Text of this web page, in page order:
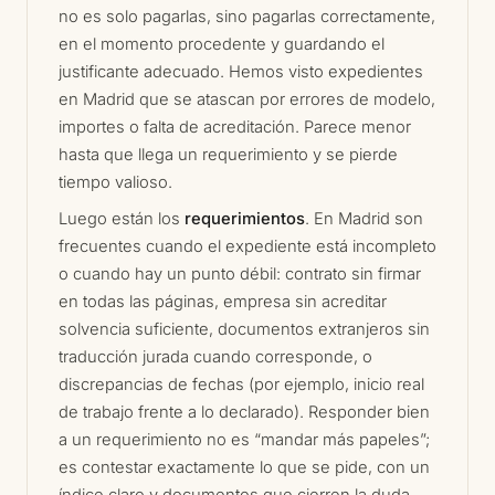
no es solo pagarlas, sino pagarlas correctamente,
en el momento procedente y guardando el
justificante adecuado. Hemos visto expedientes
en Madrid que se atascan por errores de modelo,
importes o falta de acreditación. Parece menor
hasta que llega un requerimiento y se pierde
tiempo valioso.
Luego están los requerimientos. En Madrid son
frecuentes cuando el expediente está incompleto
o cuando hay un punto débil: contrato sin firmar
en todas las páginas, empresa sin acreditar
solvencia suficiente, documentos extranjeros sin
traducción jurada cuando corresponde, o
discrepancias de fechas (por ejemplo, inicio real
de trabajo frente a lo declarado). Responder bien
a un requerimiento no es “mandar más papeles”;
es contestar exactamente lo que se pide, con un